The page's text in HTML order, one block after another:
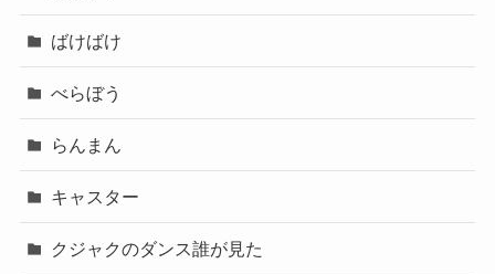
ばけばけ
べらぼう
らんまん
キャスター
クジャクのダンス誰が見た